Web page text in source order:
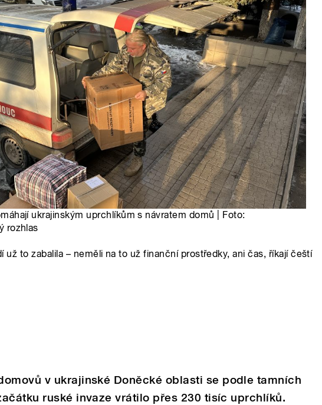
ukrajinským uprchlíkům s návratem domů | Foto:
rozhlas
už to zabalila – neměli na to už finanční prostředky, ani čas, říkají čeští
v ukrajinské Doněcké oblasti se podle tamních
ruské invaze vrátilo přes 230 tisíc uprchlíků.